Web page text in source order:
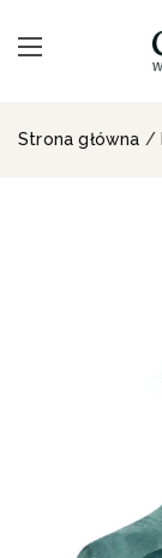
Strona główna /